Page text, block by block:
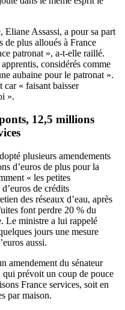
Assassi, a pour sa part
de plus alloués à France
patronat », a-t-elle raillé.
considérés comme
aubaine pour le patronat ».
car « faisant baisser
».
12,5 millions
plusieurs amendements
d’euros de plus pour la
« les petites
de crédits
des réseaux d’eau, après
font perdre 20 % du
Le ministre a lui rappelé
jours une mesure
aussi.
amendement du sénateur
prévoit un coup de pouce
France services, soit en
par maison.